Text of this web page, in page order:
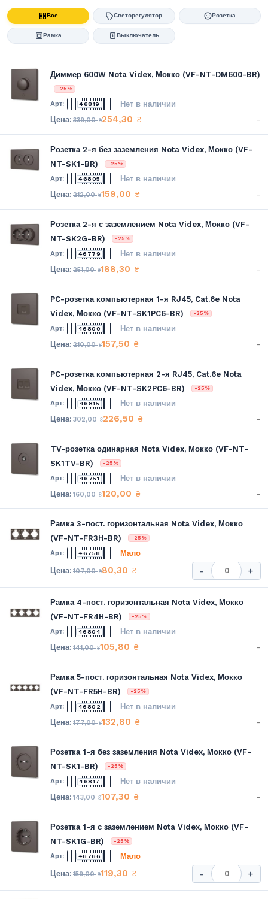
Все Светорегулятор Розетка
Рамка Выключатель
Диммер 600W Nota Videx, Мокко (VF-NT-DM600-BR)
-25%
46819 Нет в наличии
339,00₴254,30 ₴ -
Розетка 2-я без заземления Nota Videx, Мокко (VF-
NT-SK1-BR)
-25%
46805 Нет в наличии
212,00₴159,00 ₴ -
Розетка 2-я с заземлением Nota Videx, Мокко (VF-
NT-SK2G-BR)
-25%
46779 Нет в наличии
251,00₴188,30 ₴ -
PC-розетка компьютерная 1-я RJ45, Cat.6e Nota
Videx, Мокко (VF-NT-SK1PC6-BR)
-25%
46800 Нет в наличии
210,00₴157,50 ₴ -
PC-розетка компьютерная 2-я RJ45, Cat.6e Nota
Videx, Мокко (VF-NT-SK2PC6-BR)
-25%
46815 Нет в наличии
302,00₴226,50 ₴ -
TV-розетка одинарная Nota Videx, Мокко (VF-NT-
SK1TV-BR)
-25%
46751 Нет в наличии
160,00₴120,00 ₴ -
Рамка 3-пост. горизонтальная Nota Videx, Мокко
(VF-NT-FR3H-BR)
-25%
46758 Мало
107,00₴80,30 ₴ - +
Рамка 4-пост. горизонтальная Nota Videx, Мокко
(VF-NT-FR4H-BR)
-25%
46804 Нет в наличии
141,00₴105,80 ₴ -
Рамка 5-пост. горизонтальная Nota Videx, Мокко
(VF-NT-FR5H-BR)
-25%
46802 Нет в наличии
177,00₴132,80 ₴ -
Розетка 1-я без заземления Nota Videx, Мокко (VF-
NT-SK1-BR)
-25%
46817 Нет в наличии
143,00₴107,30 ₴ -
Розетка 1-я с заземлением Nota Videx, Мокко (VF-
NT-SK1G-BR)
-25%
46766 Мало
159,00₴119,30 ₴ - +